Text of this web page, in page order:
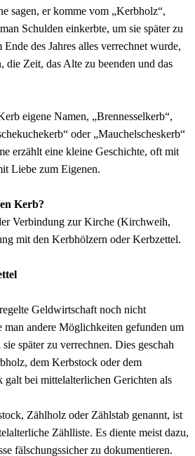
sagen, er komme vom „Kerbholz“,
Schulden einkerbte, um sie später zu
des Jahres alles verrechnet wurde,
Zeit, das Alte zu beenden und das
eigene Namen, „Brennesselkerb“,
oder „Mauchelscheskerb“
erzählt eine kleine Geschichte, oft mit
Liebe zum Eigenen.
Kerb?
Verbindung zur Kirche (Kirchweih,
mit den Kerbhölzern oder Kerbzettel.
Geldwirtschaft noch nicht
man andere Möglichkeiten gefunden um
später zu verrechnen. Dies geschah
dem Kerbstock oder dem
bei mittelalterlichen Gerichten als
Zählholz oder Zählstab genannt, ist
Zählliste. Es diente meist dazu,
fälschungssicher zu dokumentieren.